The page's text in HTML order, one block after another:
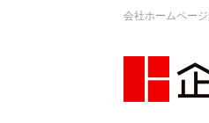
会社ホームペー